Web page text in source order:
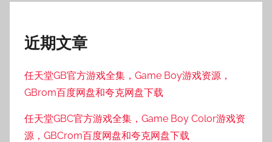
近期文章
任天堂GB官方游戏全集，Game Boy游戏资源，
GBrom百度网盘和夸克网盘下载
任天堂GBC官方游戏全集，Game Boy Color游戏资
源，GBCrom百度网盘和夸克网盘下载